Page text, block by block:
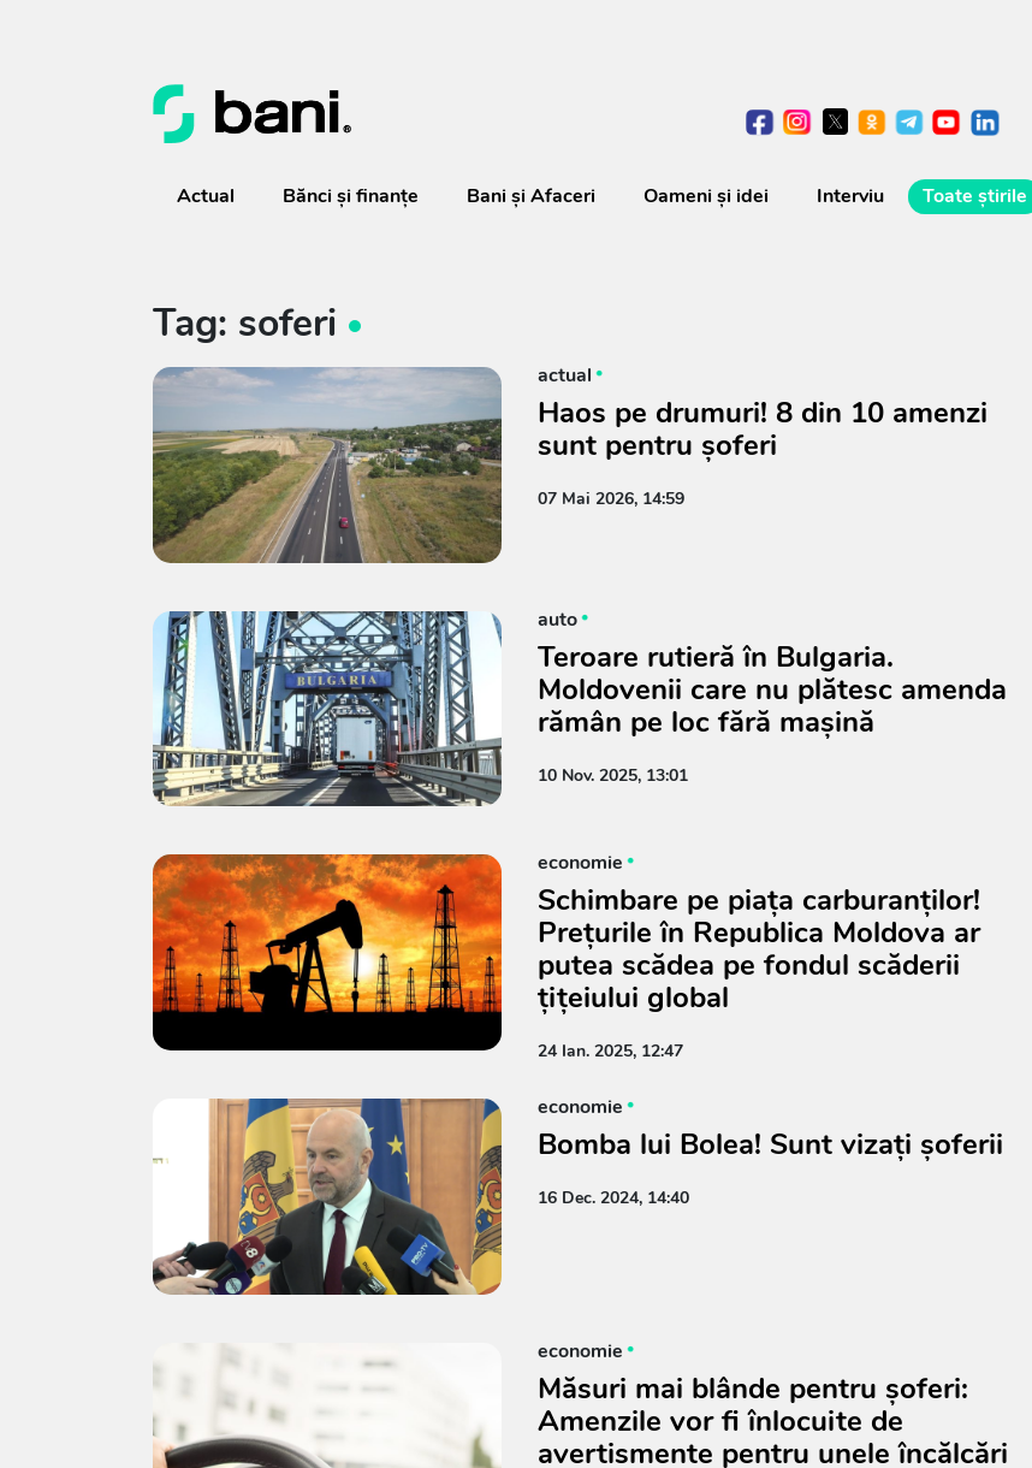
Actual Bănci şi finanţe Bani și Afaceri Oameni şi idei Interviu Toate știrile
Tag: soferi
actual
Haos pe drumuri! 8 din 10 amenzi
sunt pentru șoferi
07 Mai 2026, 14:59
auto
Teroare rutieră în Bulgaria.
Moldovenii care nu plătesc amenda
rămân pe loc fără mașină
10 Nov. 2025, 13:01
economie
Schimbare pe piața carburanților!
Prețurile în Republica Moldova ar
putea scădea pe fondul scăderii
țițeiului global
24 Ian. 2025, 12:47
economie
Bomba lui Bolea! Sunt vizați șoferii
16 Dec. 2024, 14:40
economie
Măsuri mai blânde pentru șoferi:
Amenzile vor fi înlocuite de
avertismente pentru unele încălcări